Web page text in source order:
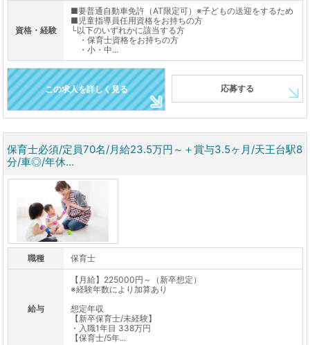
資格・経験
■要普通自動車免許（AT限定可）※子どもの送迎をするため
■児童指導員任用資格をお持ちの方
└以下のいずれかに該当する方
・保育士資格をお持ちの方
・小・中...
この求人を詳しく見る 応募する
保育士必須/定員70名/月給23.5万円～＋賞与3.5ヶ月/天王台駅8
分/車◎/年休...
職種 保育士
給与
【月給】225000円～（新卒想定）
※経験年数により加算あり
想定年収
【新卒保育士/未経験】
・入職1年目 338万円
【保育士/5年...